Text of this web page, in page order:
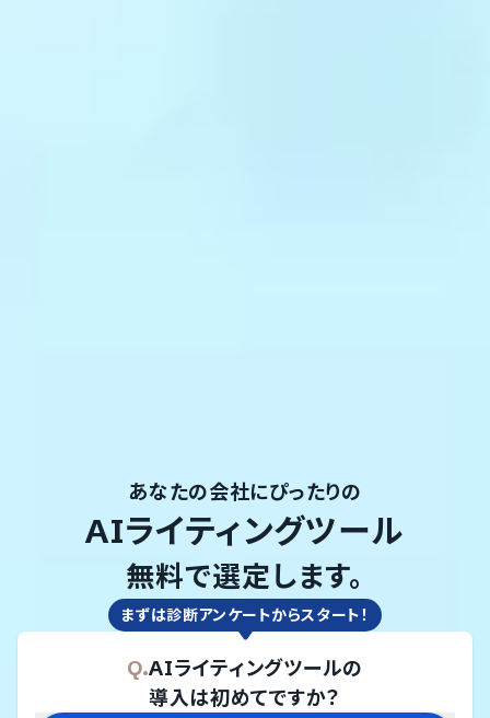
あなたの会社にぴったりの
AIライティングツール
無料で選定します。
まずは診断アンケートからスタート！
Q.AIライティングツールの
導入は初めてですか？